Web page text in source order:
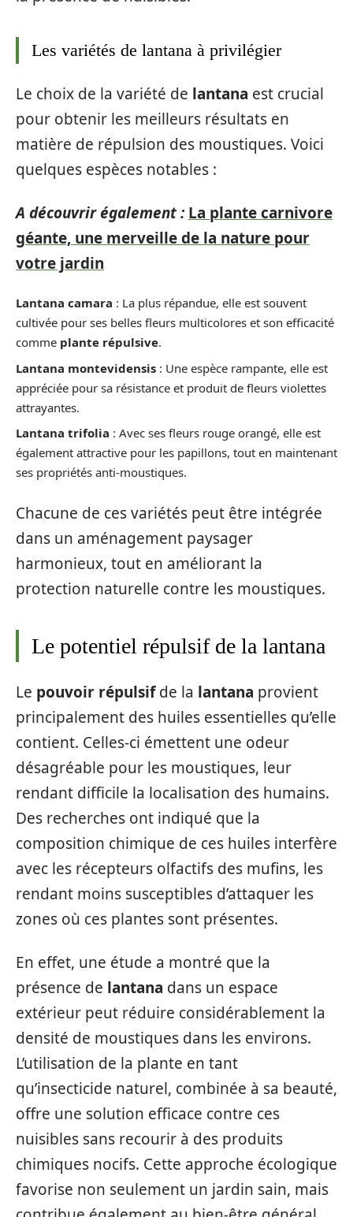
Les variétés de lantana à privilégier
Le choix de la variété de lantana est crucial
pour obtenir les meilleurs résultats en
matière de répulsion des moustiques. Voici
quelques espèces notables :
A découvrir également : La plante carnivore
géante, une merveille de la nature pour
votre jardin
Lantana camara : La plus répandue, elle est souvent
cultivée pour ses belles fleurs multicolores et son efficacité
comme plante répulsive.
Lantana montevidensis : Une espèce rampante, elle est
appréciée pour sa résistance et produit de fleurs violettes
attrayantes.
Lantana trifolia : Avec ses fleurs rouge orangé, elle est
également attractive pour les papillons, tout en maintenant
ses propriétés anti-moustiques.
Chacune de ces variétés peut être intégrée
dans un aménagement paysager
harmonieux, tout en améliorant la
protection naturelle contre les moustiques.
Le potentiel répulsif de la lantana
Le pouvoir répulsifde la lantana provient
principalement des huiles essentielles qu’elle
contient. Celles-ci émettent une odeur
désagréable pour les moustiques, leur
rendant difficile la localisation des humains.
Des recherches ont indiqué que la
composition chimique de ces huiles interfère
avec les récepteurs olfactifs des mufins, les
rendant moins susceptibles d’attaquer les
zones où ces plantes sont présentes.
En effet, une étude a montré que la
présence de lantana dans un espace
extérieur peut réduire considérablement la
densité de moustiques dans les environs.
L’utilisation de la plante en tant
qu’insecticide naturel, combinée à sa beauté,
offre une solution efficace contre ces
nuisibles sans recourir à des produits
chimiques nocifs. Cette approche écologique
favorise non seulement un jardin sain, mais